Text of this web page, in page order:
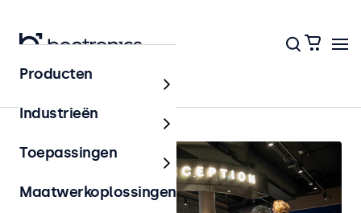
Home
Producten
Industrieën
Toepassingen
Maatwerkoplossingen